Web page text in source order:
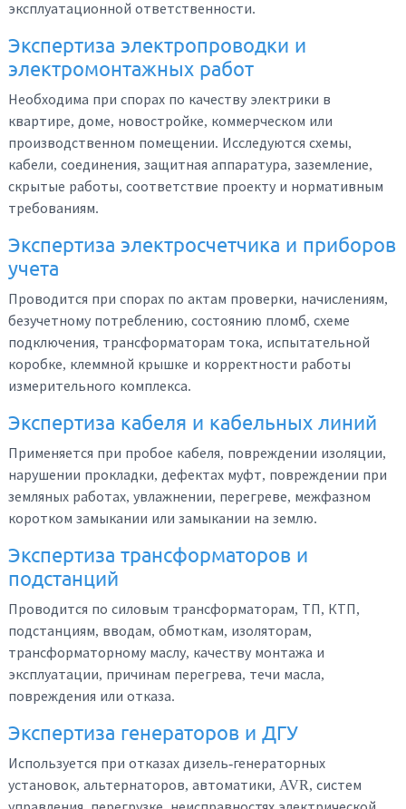
эксплуатационной ответственности.
Экспертиза электропроводки и
электромонтажных работ
Необходима при спорах по качеству электрики в
квартире, доме, новостройке, коммерческом или
производственном помещении. Исследуются схемы,
кабели, соединения, защитная аппаратура, заземление,
скрытые работы, соответствие проекту и нормативным
требованиям.
Экспертиза электросчетчика и приборов
учета
Проводится при спорах по актам проверки, начислениям,
безучетному потреблению, состоянию пломб, схеме
подключения, трансформаторам тока, испытательной
коробке, клеммной крышке и корректности работы
измерительного комплекса.
Экспертиза кабеля и кабельных линий
Применяется при пробое кабеля, повреждении изоляции,
нарушении прокладки, дефектах муфт, повреждении при
земляных работах, увлажнении, перегреве, межфазном
коротком замыкании или замыкании на землю.
Экспертиза трансформаторов и
подстанций
Проводится по силовым трансформаторам, ТП, КТП,
подстанциям, вводам, обмоткам, изоляторам,
трансформаторному маслу, качеству монтажа и
эксплуатации, причинам перегрева, течи масла,
повреждения или отказа.
Экспертиза генераторов и ДГУ
Используется при отказах дизель-генераторных
установок, альтернаторов, автоматики, AVR, систем